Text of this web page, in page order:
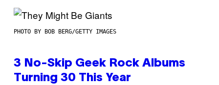
PHOTO BY BOB BERG/GETTY IMAGES
3 No-Skip Geek Rock Albums
Turning 30 This Year